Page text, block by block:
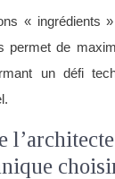
« ingrédients
permet de
un défi